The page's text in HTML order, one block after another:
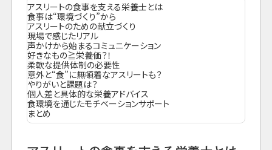
アスリートの食事を支える栄養士とは
食事は“環境づくり”から
アスリートのための献立づくり
現場で感じたリアル
声かけから始まるコミュニケーション
好きなもの≧栄養価？！
柔軟な提供体制の必要性
意外と“食”に無頓着なアスリートも？
やりがいと課題は？
個人差と具体的な栄養アドバイス
食環境を通じたモチベーションサポート
まとめ